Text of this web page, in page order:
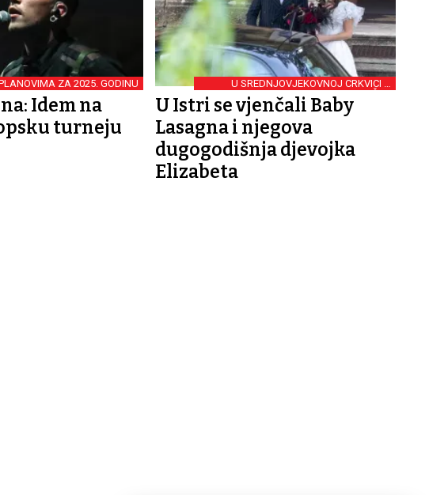
ZA 2025. GODINU
Idem na
turneju
U SREDNJOVJEKOVNOJ CRKVICI U
ZAVRŠJU
U Istri se vjenčali Baby
Lasagna i njegova
dugogodišnja djevojka
Elizabeta